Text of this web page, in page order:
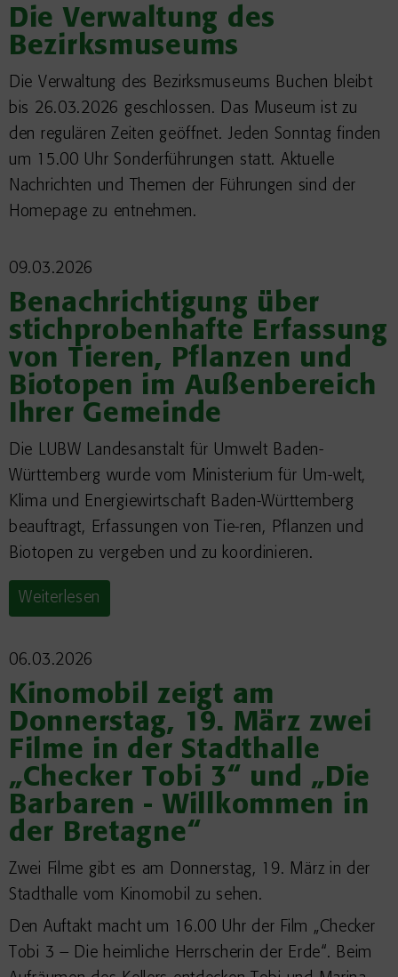
Die Verwaltung des
Bezirksmuseums
Die Verwaltung des Bezirksmuseums Buchen bleibt
bis 26.03.2026 geschlossen. Das Museum ist zu
den regulären Zeiten geöffnet. Jeden Sonntag finden
um 15.00 Uhr Sonderführungen statt. Aktuelle
Nachrichten und Themen der Führungen sind der
Homepage zu entnehmen.
09.03.2026
Benachrichtigung über
stichprobenhafte Erfassung
von Tieren, Pflanzen und
Biotopen im Außenbereich
Ihrer Gemeinde
Die LUBW Landesanstalt für Umwelt Baden-
Württemberg wurde vom Ministerium für Um-welt,
Klima und Energiewirtschaft Baden-Württemberg
beauftragt, Erfassungen von Tie-ren, Pflanzen und
Biotopen zu vergeben und zu koordinieren.
Weiterlesen
06.03.2026
Kinomobil zeigt am
Donnerstag, 19. März zwei
Filme in der Stadthalle
„Checker Tobi 3“ und „Die
Barbaren - Willkommen in
der Bretagne“
Zwei Filme gibt es am Donnerstag, 19. März in der
Stadthalle vom Kinomobil zu sehen.
Den Auftakt macht um 16.00 Uhr der Film „Checker
Tobi 3 – Die heimliche Herrscherin der Erde“. Beim